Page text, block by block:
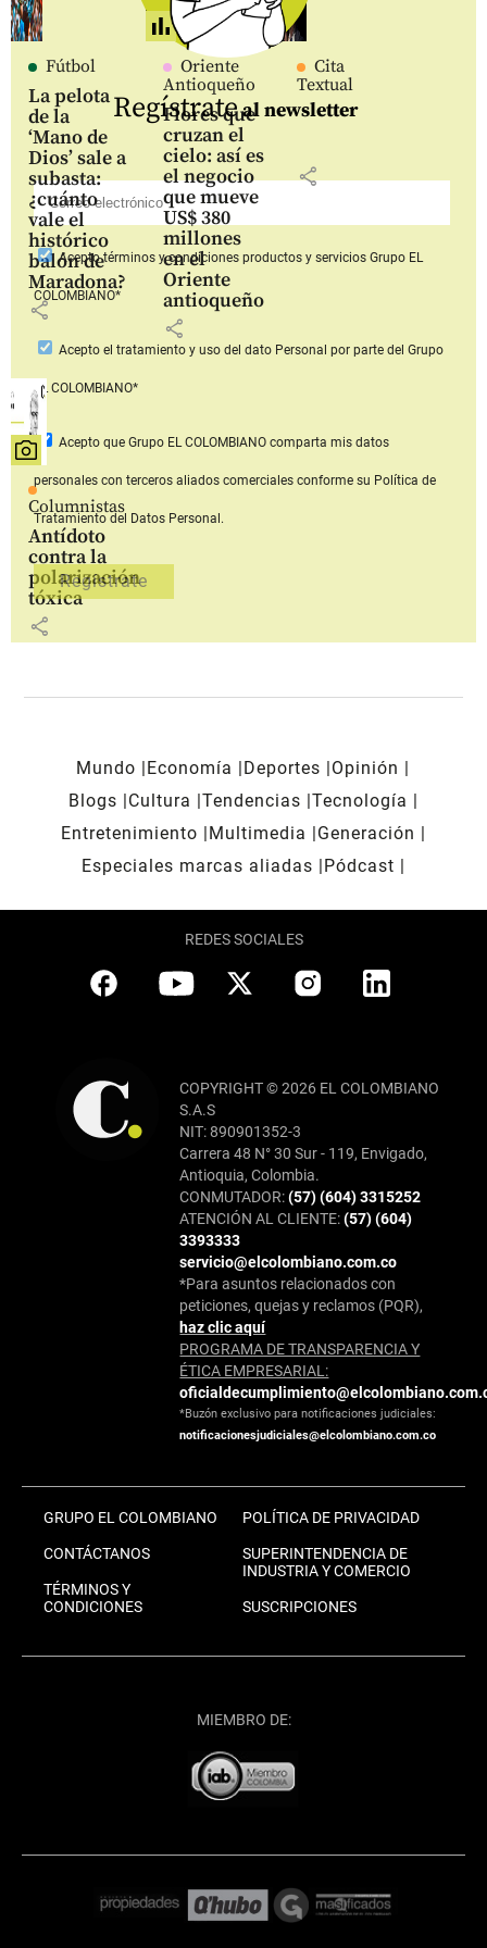
Fútbol
La pelota
de la
‘Mano de
Dios’ sale a
subasta:
¿cuánto
vale el
histórico
balón de
Maradona?
share
Oriente
Antioqueño
Flores que
cruzan el
cielo: así es
el negocio
que mueve
US$ 380
millones
en el
Oriente
antioqueño
share
Cita
Textual
share
Columnistas
Antídoto
contra la
polarización
tóxica
share
Regístrateal newsletter
Aceptotérminos y condiciones productos y serviciosGrupo EL
COLOMBIANO*
Acepto el tratamiento y uso del dato Personal por parte del Grupo
EL COLOMBIANO*
Acepto que Grupo EL COLOMBIANOcomparta mis datos
personales con terceros aliados comerciales conforme su Política de
Tratamiento del Datos Personal.
Mundo Economía Deportes
Opinión
Blogs
Cultura Tendencias Tecnología
Entretenimiento
Multimedia
Generación
Especiales marcas aliadas
Pódcast
REDES SOCIALES
COPYRIGHT © 2026 EL COLOMBIANO
S.A.S
NIT: 890901352-3
Carrera 48 N° 30 Sur - 119, Envigado,
Antioquia, Colombia.
CONMUTADOR:(57) (604) 3315252
ATENCIÓN AL CLIENTE:(57) (604)
3393333
servicio@elcolombiano.com.co
*Para asuntos relacionados con
peticiones, quejas y reclamos (PQR),
haz clic aquí
PROGRAMA DE TRANSPARENCIA Y
ÉTICA EMPRESARIAL:
*Buzón exclusivo para notificaciones judiciales:
notificacionesjudiciales@elcolombiano.com.co
GRUPO EL COLOMBIANO
CONTÁCTANOS
TÉRMINOS Y
CONDICIONES
POLÍTICA DE PRIVACIDAD
SUPERINTENDENCIA DE
INDUSTRIA Y COMERCIO
SUSCRIPCIONES
MIEMBRO DE: